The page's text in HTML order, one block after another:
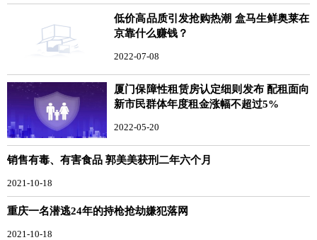
低价高品质引发抢购热潮 盒马生鲜奥莱在
京靠什么赚钱？
2022-07-08
厦门保障性租赁房认定细则发布 配租面向
新市民群体年度租金涨幅不超过5%
2022-05-20
销售有毒、有害食品 郭美美获刑二年六个月
2021-10-18
重庆一名潜逃24年的持枪抢劫嫌犯落网
2021-10-18